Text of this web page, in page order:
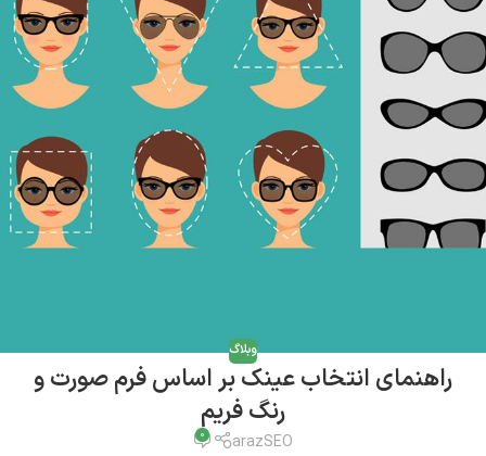
وبلاگ
راهنمای انتخاب عینک بر اساس فرم صورت و
رنگ فریم
arazSEO
0